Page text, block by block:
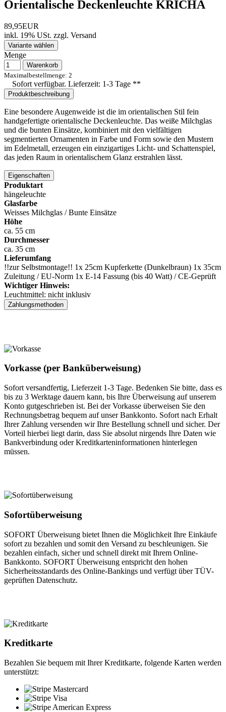
Orientalische Deckenleuchte KRICHA
89,95EUR
inkl. 19% USt. zzgl. Versand
Variante wählen
Menge
Warenkorb
Maximalbestellmenge: 2
Sofort verfügbar. Lieferzeit: 1-3 Tage **
Produktbeschreibung
Eine besondere Augenweide ist die im orientalischen Stil fein
handgefertigte orientalische Deckenleuchte. Das weiße Milchglas
und die bunten Einsätze, kombiniert mit den vielfältigen
segmentierten Ornamenten in Farbe und Form sowie den Mustern
im Edelmetall, erzeugen ein einzigartiges Licht- und Schattenspiel,
das jeden Raum in orientalischem Glanz erstrahlen lässt.
Eigenschaften
Produktart
hängeleuchte
Glasfarbe
Weisses Milchglas / Bunte Einsätze
Höhe
ca. 55 cm
Durchmesser
ca. 35 cm
Lieferumfang
!!zur Selbstmontage!! 1x 25cm Kupferkette (Dunkelbraun) 1x 35cm
Zuleitung / EU-Norm 1x E-14 Fassung (bis 40 Watt) / CE-Geprüft
Wichtiger Hinweis:
Leuchtmittel: nicht inklusiv
Zahlungsmethoden
Vorkasse (per Banküberweisung)
Sofort versandfertig, Lieferzeit 1-3 Tage. Bedenken Sie bitte, dass es
bis zu 3 Werktage dauern kann, bis Ihre Überweisung auf unserem
Konto gutgeschrieben ist. Bei der Vorkasse überweisen Sie den
Rechnungsbetrag bequem auf unser Bankkonto. Sofort nach Erhalt
Ihrer Zahlung versenden wir Ihre Bestellung schnell und sicher. Der
Vorteil hierbei liegt darin, dass Sie absolut nirgends Ihre Daten wie
Bankverbindung oder Kreditkarteninformationen hinterlegen
müssen.
Sofortüberweisung
SOFORT Überweisung bietet Ihnen die Möglichkeit Ihre Einkäufe
sofort zu bezahlen und somit den Versand zu beschleunigen. Sie
bezahlen einfach, sicher und schnell direkt mit Ihrem Online-
Bankkonto. SOFORT Überweisung entspricht den hohen
Sicherheitsstandards des Online-Bankings und verfügt über TÜV-
geprüften Datenschutz.
Kreditkarte
Bezahlen Sie bequem mit Ihrer Kreditkarte, folgende Karten werden
unterstützt: